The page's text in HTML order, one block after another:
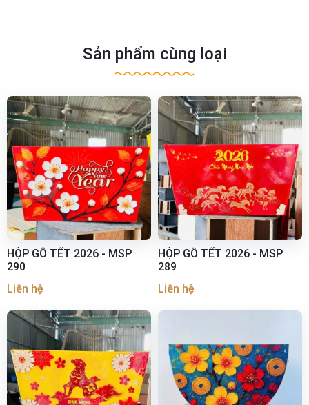
Sản phẩm cùng loại
HỘP GỖ TẾT 2026 - MSP
290
Liên hệ
HỘP GỖ TẾT 2026 - MSP
289
Liên hệ